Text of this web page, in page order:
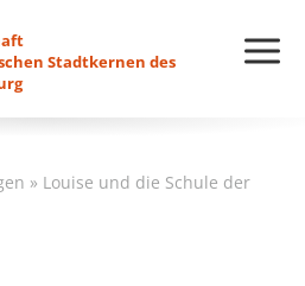
Stadtkernen des
» Louise und die Schule der